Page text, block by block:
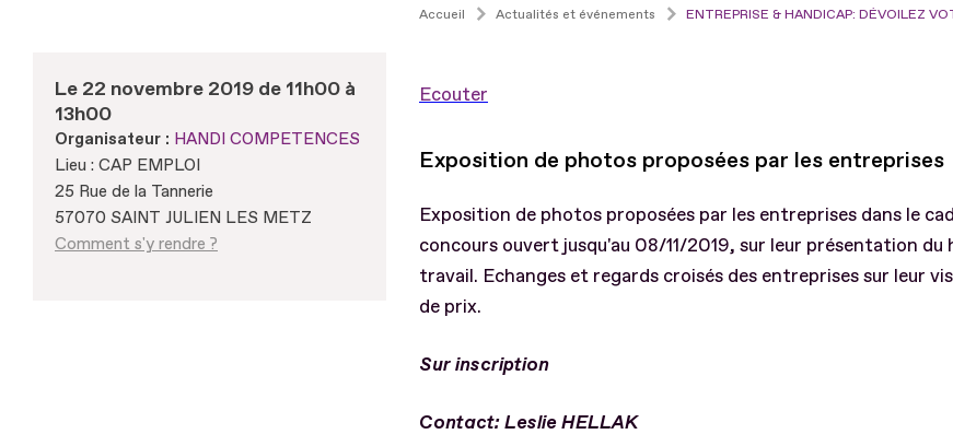
Accueil Actualités et événements ENTREPRISE & HANDICAP: DÉVOILEZ
Le 22 novembre 2019 de 11h00 à
13h00
Organisateur : HANDI COMPETENCES
Lieu : CAP EMPLOI
25 Rue de la Tannerie
57070 SAINT JULIEN LES METZ
Comment s'y rendre ?
Ecouter
Exposition de photos proposées par les entreprises
Exposition de photos proposées par les entreprises dans le
concours ouvert jusqu'au 08/11/2019, sur leur présentation du
travail. Echanges et regards croisés des entreprises sur leur
de prix.
Sur inscription
Contact: Leslie HELLAK